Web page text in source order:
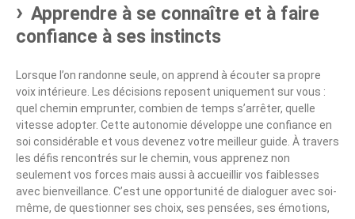
Apprendre à se connaître et à faire
confiance à ses instincts
Lorsque l’on randonne seule, on apprend à écouter sa propre
voix intérieure. Les décisions reposent uniquement sur vous :
quel chemin emprunter, combien de temps s’arrêter, quelle
vitesse adopter. Cette autonomie développe une confiance en
soi considérable et vous devenez votre meilleur guide. À travers
les défis rencontrés sur le chemin, vous apprenez non
seulement vos forces mais aussi à accueillir vos faiblesses
avec bienveillance. C’est une opportunité de dialoguer avec soi-
même, de questionner ses choix, ses pensées, ses émotions,